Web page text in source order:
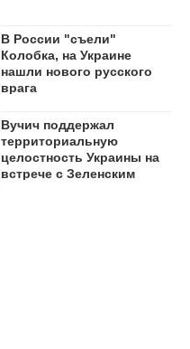
В России "съели"
Колобка, на Украине
нашли нового русского
врага
Вучич поддержал
территориальную
целостность Украины на
встрече с Зеленским